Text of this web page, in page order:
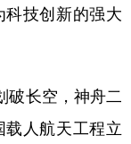
科技创新的强大
长空，神舟二
载人航天工程立